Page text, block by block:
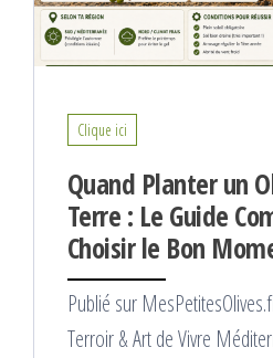
Clique ici
Quand Planter un
Terre : Le Guide
Choisir le Bon
Publié sur
Terroir & Art de Vivre